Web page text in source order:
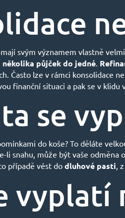
svým významem vlastně
několika půjček do jedné.
Často lze v rámci konsolidace
finanční situaci a pak se v klidu
se
do koše? To děláte
li snahu, může být vaše odměna
případě vést do dluhové pasti,
vyplatí